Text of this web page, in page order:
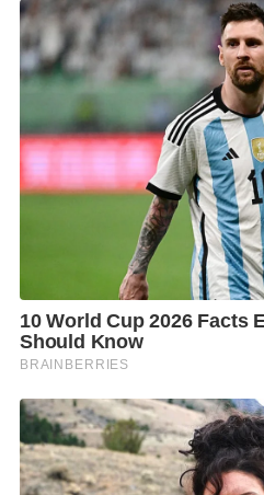
เลขาธิการพรรค และโดยปกติ
หัวหน้าพรรคและเลขาธิการพ
ผู้สื่อข่าวถามว่า ในส่วนของต
ใช่หรือไม่ว่า รทสช. ได้อะไรบ้
ว่าหัวหน้าพรรคคงทราบแล้ว
หัวหน้าพรรคได้แจ้งกับพวกเร
เจรจาใดๆ ทั้งสิ้น ตำแหน่งอะ
กับประชาชนอย่างเต็มที่ เรา
จะเห็นว่าที่ผ่านมาการเจรจาร่
ปัญหา เนื่องจากเราไม่เคยไป
พีระพันธุ์ สาลีรัฐวิภาค หัวหน้า
ศาสนา พระมหากษัตริย์อยู่แล้ว
เมื่อถามว่า รทสช. ได้มีการวา
รัฐบาลครั้งหน้าไว้หรือยัง รอง